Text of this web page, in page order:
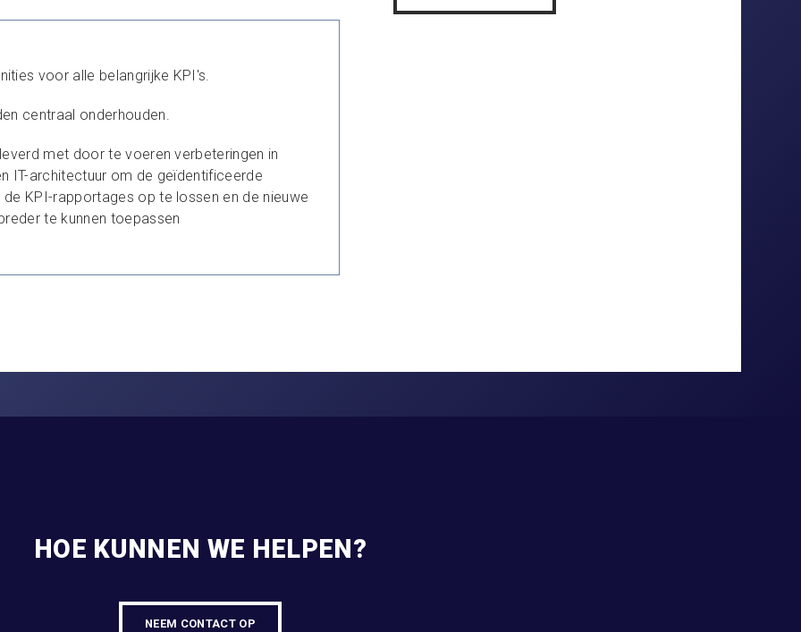
voor alle belangrijke KPI's.
centraal onderhouden.
met door te voeren verbeteringen in
IT-architectuur om de geïdentificeerde
de KPI-rapportages op te lossen en de nieuwe
te kunnen toepassen
HOE KUNNEN WE HELPEN?
NEEM CONTACT OP